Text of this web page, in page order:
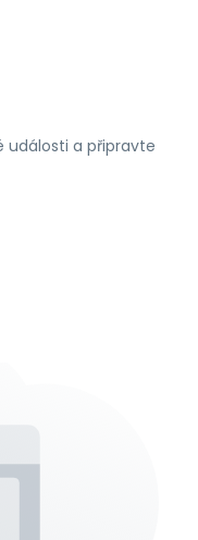
události a připravte